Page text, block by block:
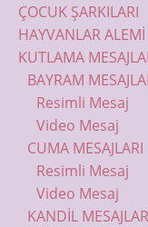
ÇOCUK ŞARKILARI
HAYVANLAR ALEMİ
KUTLAMA
BAYRAM
Resimli Mesaj
Video Mesaj
CUMA MESAJLARI
Resimli Mesaj
Video Mesaj
KANDİL